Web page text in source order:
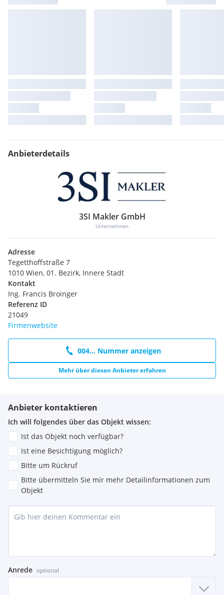
Anbieterdetails
3SI Makler GmbH
Unternehmen
Adresse
Tegetthoffstraße 7
1010 Wien, 01. Bezirk, Innere Stadt
Kontakt
Ing. Francis Broinger
Referenz ID
21049
Firmenwebsite
004... Nummer anzeigen
Mehr über diesen Anbieter erfahren
Anbieter kontaktieren
Ich will folgendes über das Objekt wissen:
Ist das Objekt noch verfügbar?
Ist eine Besichtigung möglich?
Bitte um Rückruf
Bitte übermitteln Sie mir mehr Detailinformationen zum
Objekt
Anrede optional